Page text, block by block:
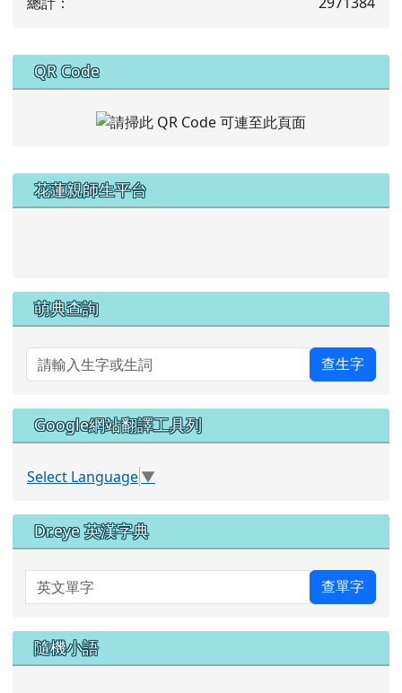
下中右區域內容
QR Code
左邊區域內容
花蓮親師生平台
萌典查詢
查生字
Google網站翻譯工具列
Select Language▼
Dr.eye 英漢字典
英文單字 查單字
隨機小語